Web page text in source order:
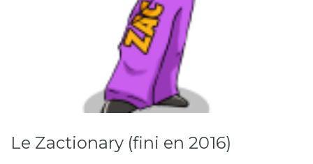
Le Zactionary (fini en 2016)